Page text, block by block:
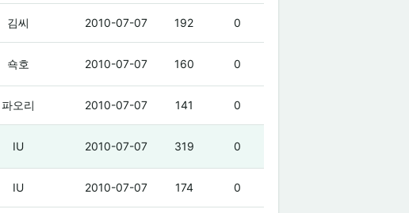
김씨 2010-07-07 192 0
쇽호 2010-07-07 160 0
파오리 2010-07-07 141 0
IU 2010-07-07 319 0
IU 2010-07-07 174 0